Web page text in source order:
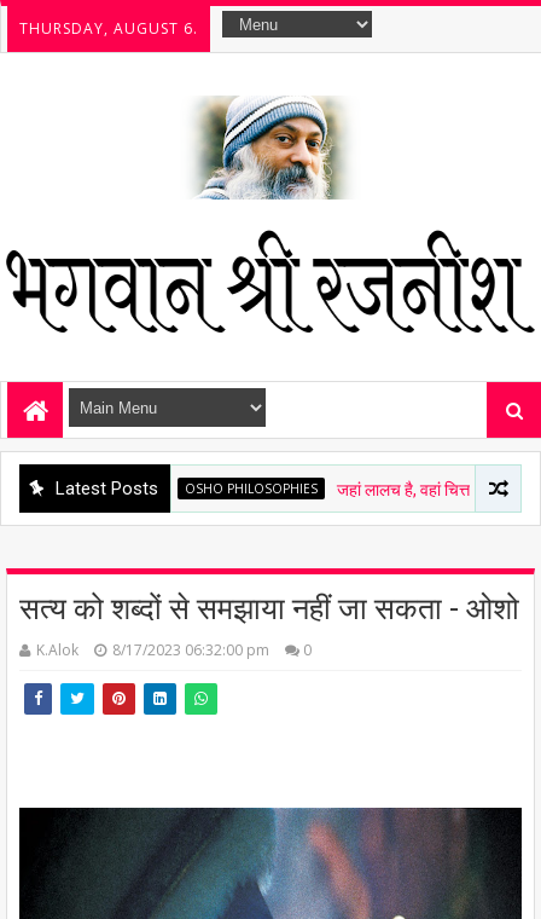
THURSDAY, AUGUST 6.
Latest PostsOSHO PHILOSOPHIES जहां लालच है, वहां चित्त अशांत है - ओशो
सत्य को शब्दों से समझाया नहीं जा सकता - ओशो
K.Alok 8/17/2023 06:32:00 pm 0